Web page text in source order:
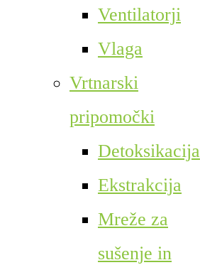
Ventilatorji
Vlaga
Vrtnarski
pripomočki
Detoksikacija
Ekstrakcija
Mreže za
sušenje in